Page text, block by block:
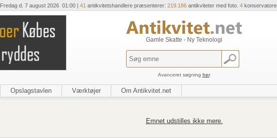
Fredag d. 7 august 2026 01:00 | 41 antikvitetshandlere præsenterer: 219.186antikviteter med foto. 4
Gamle Skatte - Ny Teknologi
Avanceret søgning her.
Opslagstavlen Værktøjer Om Antikvitet.net
Emnet udstilles ikke mere.